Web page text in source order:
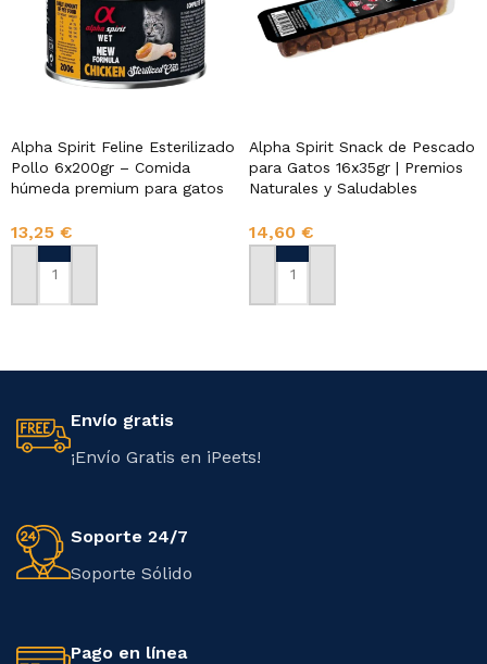
Alpha Spirit Feline Esterilizado
Pollo 6x200gr – Comida
húmeda premium para gatos
13,25 €
AÑADIR AL CARRITO
Alpha Spirit Snack de Pescado
para Gatos 16x35gr | Premios
Naturales y Saludables
14,60 €
AÑADIR AL CARRITO
Envío gratis
¡Envío Gratis en iPeets!
Soporte 24/7
Soporte Sólido
Pago en línea